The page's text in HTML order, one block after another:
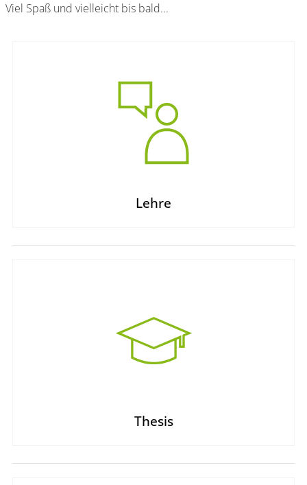
Viel Spaß und vielleicht bis bald...
Lehre
Thesis